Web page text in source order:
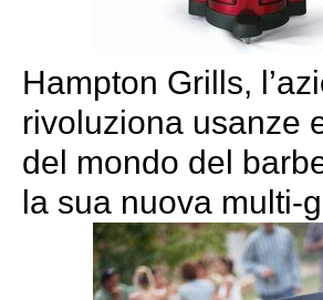
Hampton Grills,
rivoluziona usanze
del mondo del
la sua nuova multi-